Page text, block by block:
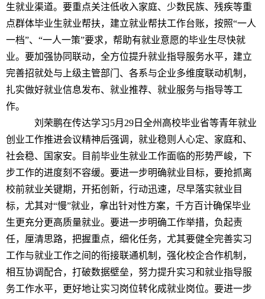
生就业渠道。要重点关注低收入家庭、少数民族、残疾等重
点群体毕业生就业帮扶，建立就业帮扶工作台账，按照“一人
一档”、“一人一策”要求，帮助有就业意愿的毕业生尽快就
业。要加强协同联动，全方位提升就业指导服务水平，建立
完善招就处与上级主管部门、各系与企业多维度联动机制，
扎实做好就业信息发布、就业推荐、就业服务与指导等工
作。
刘荣鹏在传达学习5月29日全州高校毕业省等青年就业
创业工作推进会议精神后强调，就业稳则人心定、家庭和、
社会稳、国家安。目前毕业生就业工作面临的形势严峻，下
步工作的进度刻不容缓。要进一步明确就业目标，要抢抓离
校前就业关键期，开拓创新，行动迅速，尽早落实就业目
标，尤其对“慢”就业，拿出针对性方案，千方百计确保毕业
生更充分更高质量就业。要进一步明确工作举措，负起责
任，厘清思路，把握重点，细化任务，尤其要健全完善实习
工作与就业工作之间的衔接联通机制，强化校企合作机制，
相互协调配合，打破数据壁垒，努力提升实习和就业指导服
务工作水平，更好地让实习岗位转化成就业岗位。要进一步